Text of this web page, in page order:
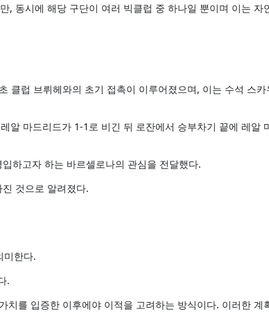
, 동시에 해당 구단이 여러 빅클럽 중 하나일 뿐이며 이는 자
클럽 브뤼헤와의 초기 접촉이 이루어졌으며, 이는 수석 스카
알 마드리드가 1-1로 비긴 뒤 로잔에서 승부차기 끝에 레알
하고자 하는 바르셀로나의 관심을 전달했다.
것으로 알려졌다.
미한다.
.
를 입증한 이후에야 이적을 고려하는 방식이다. 이러한 계